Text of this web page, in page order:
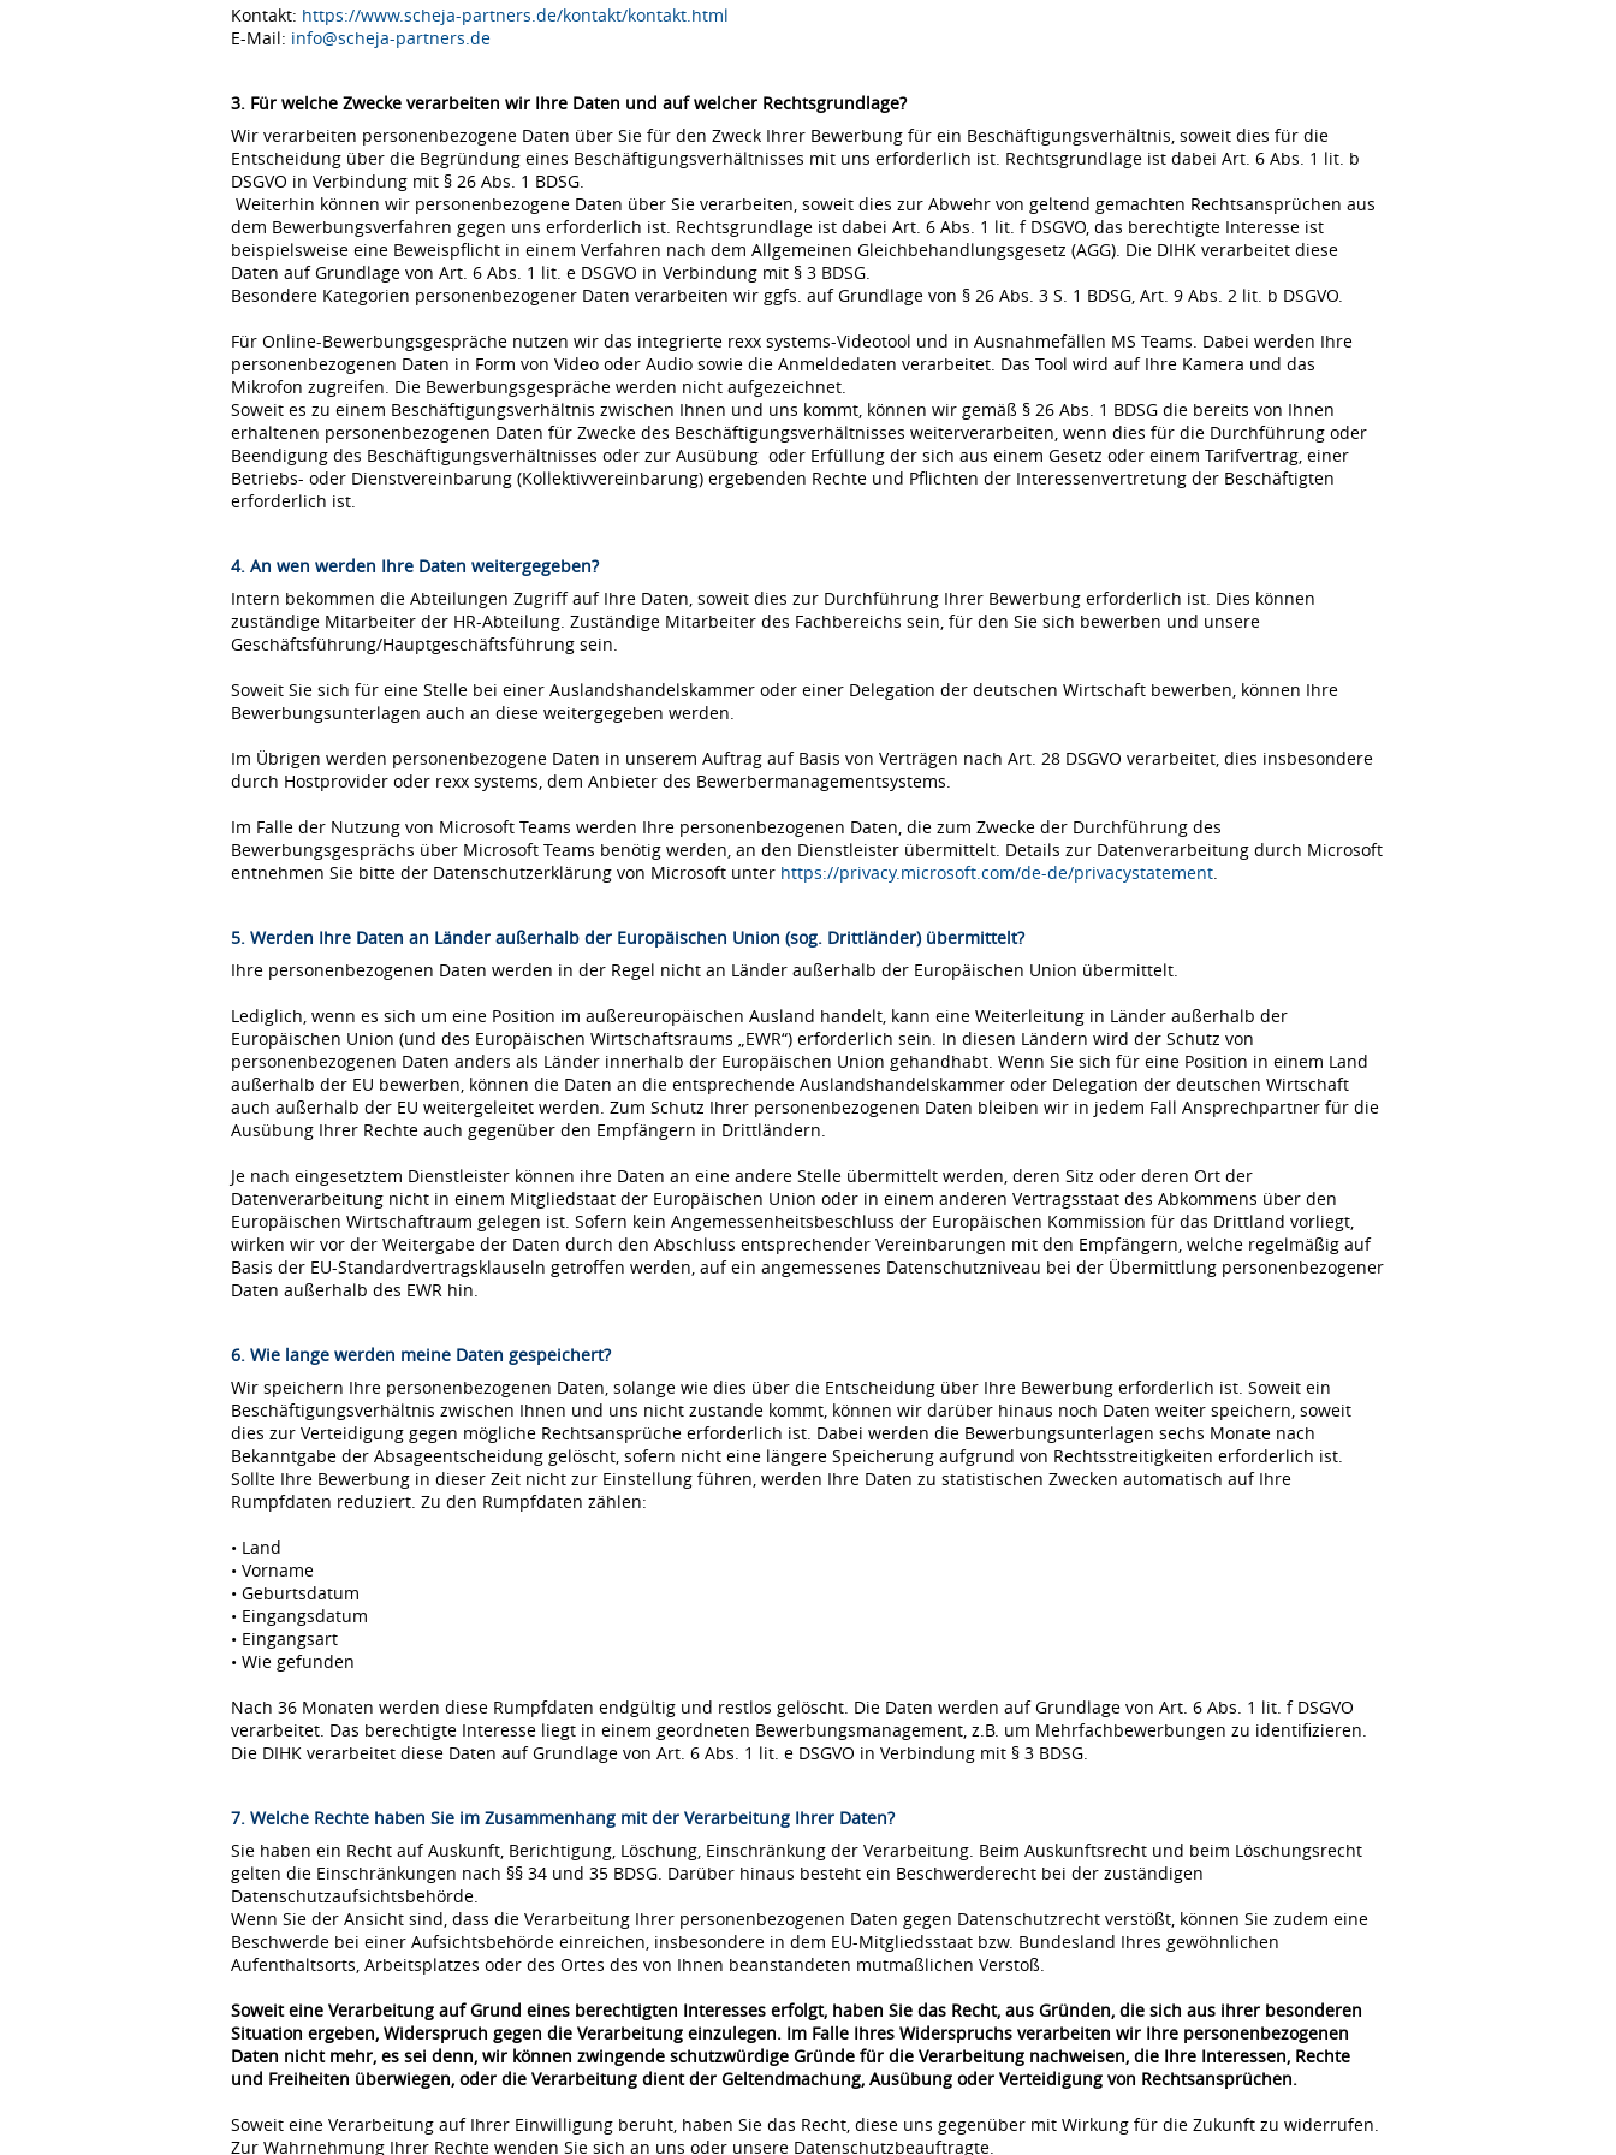
Kontakt: https://www.scheja-partners.de/kontakt/kontakt.html
E-Mail: info@scheja-partners.de
3. Für welche Zwecke verarbeiten wir Ihre Daten und auf welcher Rechtsgrundlage?
Wir verarbeiten personenbezogene Daten über Sie für den Zweck Ihrer Bewerbung für ein Beschäftigungsverhältnis, soweit dies für die
Entscheidung über die Begründung eines Beschäftigungsverhältnisses mit uns erforderlich ist. Rechtsgrundlage ist dabei Art. 6 Abs. 1 lit. b
DSGVO in Verbindung mit § 26 Abs. 1 BDSG.
Weiterhin können wir personenbezogene Daten über Sie verarbeiten, soweit dies zur Abwehr von geltend gemachten Rechtsansprüchen aus
dem Bewerbungsverfahren gegen uns erforderlich ist. Rechtsgrundlage ist dabei Art. 6 Abs. 1 lit. f DSGVO, das berechtigte Interesse ist
beispielsweise eine Beweispflicht in einem Verfahren nach dem Allgemeinen Gleichbehandlungsgesetz (AGG). Die DIHK verarbeitet diese
Daten auf Grundlage von Art. 6 Abs. 1 lit. e DSGVO in Verbindung mit § 3 BDSG.
Besondere Kategorien personenbezogener Daten verarbeiten wir ggfs. auf Grundlage von § 26 Abs. 3 S. 1 BDSG, Art. 9 Abs. 2 lit. b DSGVO.
Für Online-Bewerbungsgespräche nutzen wir das integrierte rexx systems-Videotool und in Ausnahmefällen MS Teams. Dabei werden Ihre
personenbezogenen Daten in Form von Video oder Audio sowie die Anmeldedaten verarbeitet. Das Tool wird auf Ihre Kamera und das
Mikrofon zugreifen. Die Bewerbungsgespräche werden nicht aufgezeichnet.
Soweit es zu einem Beschäftigungsverhältnis zwischen Ihnen und uns kommt, können wir gemäß § 26 Abs. 1 BDSG die bereits von Ihnen
erhaltenen personenbezogenen Daten für Zwecke des Beschäftigungsverhältnisses weiterverarbeiten, wenn dies für die Durchführung oder
Beendigung des Beschäftigungsverhältnisses oder zur Ausübung oder Erfüllung der sich aus einem Gesetz oder einem Tarifvertrag, einer
Betriebs- oder Dienstvereinbarung (Kollektivvereinbarung) ergebenden Rechte und Pflichten der Interessenvertretung der Beschäftigten
erforderlich ist.
4. An wen werden Ihre Daten weitergegeben?
Intern bekommen die Abteilungen Zugriff auf Ihre Daten, soweit dies zur Durchführung Ihrer Bewerbung erforderlich ist. Dies können
zuständige Mitarbeiter der HR-Abteilung. Zuständige Mitarbeiter des Fachbereichs sein, für den Sie sich bewerben und unsere
Geschäftsführung/Hauptgeschäftsführung sein.
Soweit Sie sich für eine Stelle bei einer Auslandshandelskammer oder einer Delegation der deutschen Wirtschaft bewerben, können Ihre
Bewerbungsunterlagen auch an diese weitergegeben werden.
Im Übrigen werden personenbezogene Daten in unserem Auftrag auf Basis von Verträgen nach Art. 28 DSGVO verarbeitet, dies insbesondere
durch Hostprovider oder rexx systems, dem Anbieter des Bewerbermanagementsystems.
Im Falle der Nutzung von Microsoft Teams werden Ihre personenbezogenen Daten, die zum Zwecke der Durchführung des
Bewerbungsgesprächs über Microsoft Teams benötig werden, an den Dienstleister übermittelt. Details zur Datenverarbeitung durch Microsoft
entnehmen Sie bitte der Datenschutzerklärung von Microsoft unter https://privacy.microsoft.com/de-de/privacystatement.
5. Werden Ihre Daten an Länder außerhalb der Europäischen Union (sog. Drittländer) übermittelt?
Ihre personenbezogenen Daten werden in der Regel nicht an Länder außerhalb der Europäischen Union übermittelt.
Lediglich, wenn es sich um eine Position im außereuropäischen Ausland handelt, kann eine Weiterleitung in Länder außerhalb der
Europäischen Union (und des Europäischen Wirtschaftsraums „EWR“) erforderlich sein. In diesen Ländern wird der Schutz von
personenbezogenen Daten anders als Länder innerhalb der Europäischen Union gehandhabt. Wenn Sie sich für eine Position in einem Land
außerhalb der EU bewerben, können die Daten an die entsprechende Auslandshandelskammer oder Delegation der deutschen Wirtschaft
auch außerhalb der EU weitergeleitet werden. Zum Schutz Ihrer personenbezogenen Daten bleiben wir in jedem Fall Ansprechpartner für die
Ausübung Ihrer Rechte auch gegenüber den Empfängern in Drittländern.
Je nach eingesetztem Dienstleister können ihre Daten an eine andere Stelle übermittelt werden, deren Sitz oder deren Ort der
Datenverarbeitung nicht in einem Mitgliedstaat der Europäischen Union oder in einem anderen Vertragsstaat des Abkommens über den
Europäischen Wirtschaftraum gelegen ist. Sofern kein Angemessenheitsbeschluss der Europäischen Kommission für das Drittland vorliegt,
wirken wir vor der Weitergabe der Daten durch den Abschluss entsprechender Vereinbarungen mit den Empfängern, welche regelmäßig auf
Basis der EU-Standardvertragsklauseln getroffen werden, auf ein angemessenes Datenschutzniveau bei der Übermittlung personenbezogener
Daten außerhalb des EWR hin.
6. Wie lange werden meine Daten gespeichert?
Wir speichern Ihre personenbezogenen Daten, solange wie dies über die Entscheidung über Ihre Bewerbung erforderlich ist. Soweit ein
Beschäftigungsverhältnis zwischen Ihnen und uns nicht zustande kommt, können wir darüber hinaus noch Daten weiter speichern, soweit
dies zur Verteidigung gegen mögliche Rechtsansprüche erforderlich ist. Dabei werden die Bewerbungsunterlagen sechs Monate nach
Bekanntgabe der Absageentscheidung gelöscht, sofern nicht eine längere Speicherung aufgrund von Rechtsstreitigkeiten erforderlich ist.
Sollte Ihre Bewerbung in dieser Zeit nicht zur Einstellung führen, werden Ihre Daten zu statistischen Zwecken automatisch auf Ihre
Rumpfdaten reduziert. Zu den Rumpfdaten zählen:
• Land
• Vorname
• Geburtsdatum
• Eingangsdatum
• Eingangsart
• Wie gefunden
Nach 36 Monaten werden diese Rumpfdaten endgültig und restlos gelöscht. Die Daten werden auf Grundlage von Art. 6 Abs. 1 lit. f DSGVO
verarbeitet. Das berechtigte Interesse liegt in einem geordneten Bewerbungsmanagement, z.B. um Mehrfachbewerbungen zu identifizieren.
Die DIHK verarbeitet diese Daten auf Grundlage von Art. 6 Abs. 1 lit. e DSGVO in Verbindung mit § 3 BDSG.
7. Welche Rechte haben Sie im Zusammenhang mit der Verarbeitung Ihrer Daten?
Sie haben ein Recht auf Auskunft, Berichtigung, Löschung, Einschränkung der Verarbeitung. Beim Auskunftsrecht und beim Löschungsrecht
gelten die Einschränkungen nach §§ 34 und 35 BDSG. Darüber hinaus besteht ein Beschwerderecht bei der zuständigen
Datenschutzaufsichtsbehörde.
Wenn Sie der Ansicht sind, dass die Verarbeitung Ihrer personenbezogenen Daten gegen Datenschutzrecht verstößt, können Sie zudem eine
Beschwerde bei einer Aufsichtsbehörde einreichen, insbesondere in dem EU-Mitgliedsstaat bzw. Bundesland Ihres gewöhnlichen
Aufenthaltsorts, Arbeitsplatzes oder des Ortes des von Ihnen beanstandeten mutmaßlichen Verstoß.
Soweit eine Verarbeitung auf Grund eines berechtigten Interesses erfolgt, haben Sie das Recht, aus Gründen, die sich aus ihrer besonderen
Situation ergeben, Widerspruch gegen die Verarbeitung einzulegen. Im Falle Ihres Widerspruchs verarbeiten wir Ihre personenbezogenen
Daten nicht mehr, es sei denn, wir können zwingende schutzwürdige Gründe für die Verarbeitung nachweisen, die Ihre Interessen, Rechte
und Freiheiten überwiegen, oder die Verarbeitung dient der Geltendmachung, Ausübung oder Verteidigung von Rechtsansprüchen.
Soweit eine Verarbeitung auf Ihrer Einwilligung beruht, haben Sie das Recht, diese uns gegenüber mit Wirkung für die Zukunft zu widerrufen.
Zur Wahrnehmung Ihrer Rechte wenden Sie sich an uns oder unsere Datenschutzbeauftragte.